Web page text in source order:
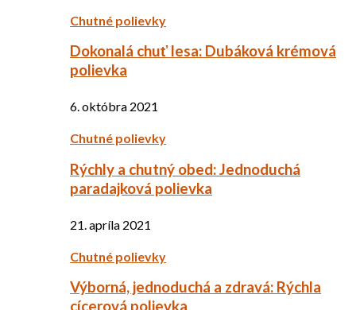
Chutné polievky
Dokonalá chuť lesa: Dubáková krémová
polievka
6. októbra 2021
Chutné polievky
Rýchly a chutný obed: Jednoduchá
paradajková polievka
21. apríla 2021
Chutné polievky
Výborná, jednoduchá a zdravá: Rýchla
cícerová polievka